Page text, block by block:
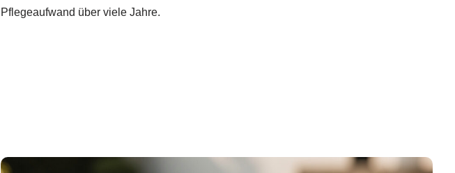
Pflegeaufwand über viele Jahre.